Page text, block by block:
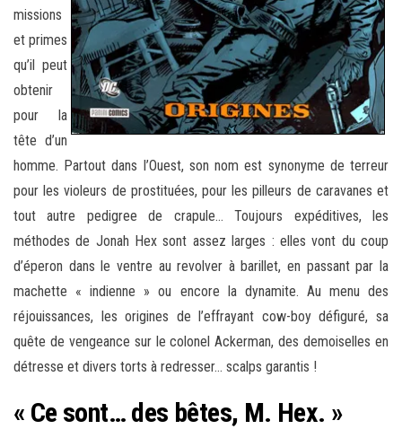
missions
et primes
qu’il peut
obtenir
pour la
tête d’un
homme. Partout dans l’Ouest, son nom est synonyme de terreur
pour les violeurs de prostituées, pour les pilleurs de caravanes et
tout autre pedigree de crapule… Toujours expéditives, les
méthodes de Jonah Hex sont assez larges : elles vont du coup
d’éperon dans le ventre au revolver à barillet, en passant par la
machette « indienne » ou encore la dynamite. Au menu des
réjouissances, les origines de l’effrayant cow-boy défiguré, sa
quête de vengeance sur le colonel Ackerman, des demoiselles en
détresse et divers torts à redresser… scalps garantis !
« Ce sont… des bêtes, M. Hex. »